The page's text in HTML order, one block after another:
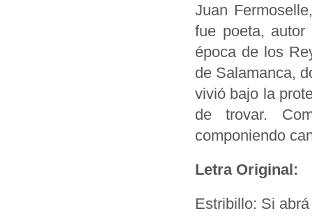
Juan
fue poeta,
época de los
de Salamanca,
vivió bajo la
de trovar.
componiendo
Letra Original:
Estribillo: Si